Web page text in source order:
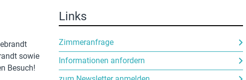
sowie
Besuch!
Links
Zimmeranfrage
Informationen anfordern